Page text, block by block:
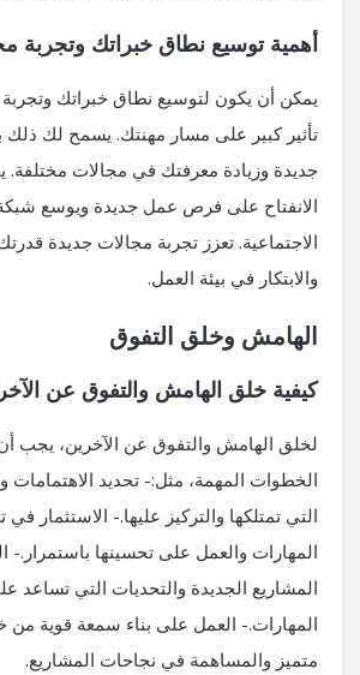
أهمية توسيع نطاق خبراتك وتجربة
يمكن أن يكون لتوسيع نطاق خبراتك
تأثير كبير على مسار مهنتك. يسمح لك ذلك
جديدة وزيادة معرفتك في مجالات مختلفة.
الانفتاح على فرص عمل جديدة ويوسع
الاجتماعية. تعزز تجربة مجالات جديدة
والابتكار في بيئة العمل.
الهامش وخلق التفوق
كيفية خلق الهامش والتفوق عن
لخلق الهامش والتفوق عن الآخرين، يجب
الخطوات المهمة، مثل:- تحديد الاهتمامات
التي تمتلكها والتركيز عليها.- الاستثمار
المهارات والعمل على تحسينها
المشاريع الجديدة والتحديات التي تساعد
المهارات.- العمل على بناء سمعة قوية من
متميز والمساهمة في نجاحات المشاريع.